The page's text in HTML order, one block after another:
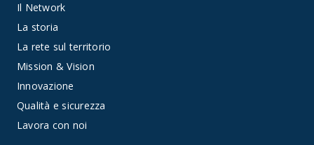
Il Network
La storia
La rete sul territorio
Mission & Vision
Innovazione
Qualità e sicurezza
Lavora con noi